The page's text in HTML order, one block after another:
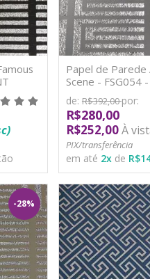
Papel de
Scene - FSG054
de: R$392,00por:
R$280,00
R$252,00À
PIX/transferência
em até 2xde
-28%